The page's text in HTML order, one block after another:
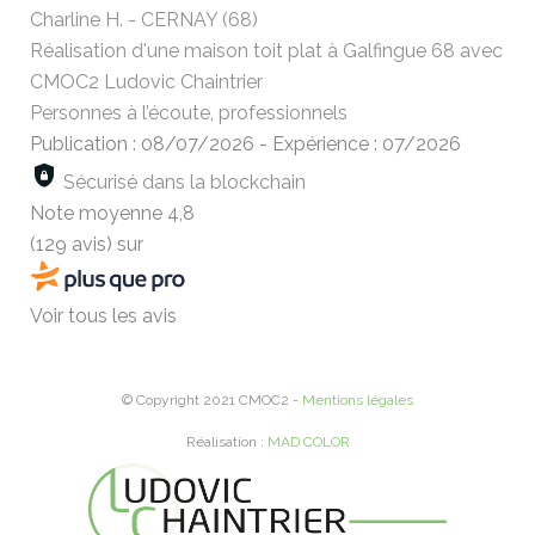
Charline H. - CERNAY (68)
Réalisation d'une maison toit plat à Galfingue 68 avec
CMOC2 Ludovic Chaintrier
Personnes à l’écoute, professionnels
Publication : 08/07/2026 - Expérience : 07/2026
Sécurisé dans la blockchain
Note moyenne 4,8
(129 avis) sur
Voir tous les avis
© Copyright 2021 CMOC2 - Mentions légales
Réalisation : MAD COLOR